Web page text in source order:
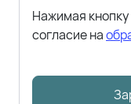
Нажимая
согласие на